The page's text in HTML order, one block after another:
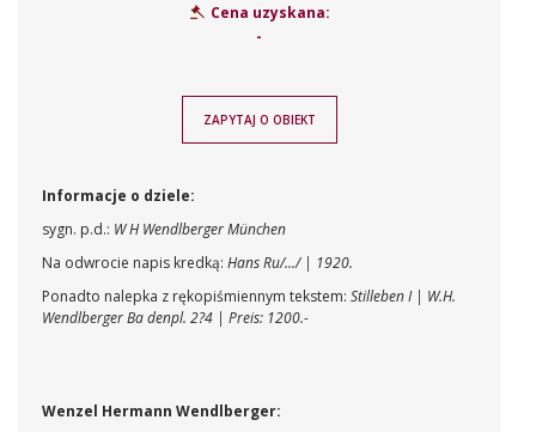
Cena uzyskana:
-
ZAPYTAJ O OBIEKT
Informacje o dziele:
sygn. p.d.: W H Wendlberger München
Na odwrocie napis kredką: Hans Ru/.../ | 1920.
Ponadto nalepka z rękopiśmiennym tekstem: Stilleben I | W.H.
Wendlberger Ba denpl. 2?4 | Preis: 1200.-
Wenzel Hermann Wendlberger: